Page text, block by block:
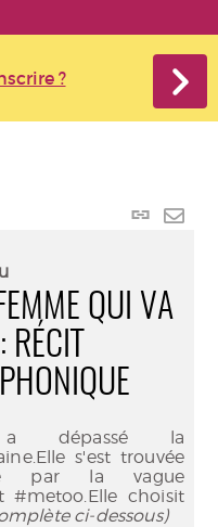
?
Lien
QUI VA
dépassé la
s'est trouvée
par la vague
#metoo.Elle choisit
ci-dessous)